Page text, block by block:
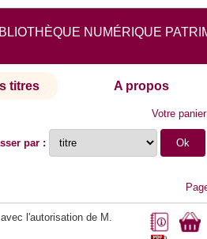
NUMÉRIQUE
titres A propos
Votre panier
par :
l'autorisation de M.